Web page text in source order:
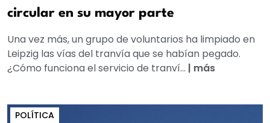
circular en su mayor parte
Una vez más, un grupo de voluntarios ha limpiado en
Leipzig las vías del tranvía que se habían pegado.
¿Cómo funciona el servicio de tranví... | más
POLÍTICA